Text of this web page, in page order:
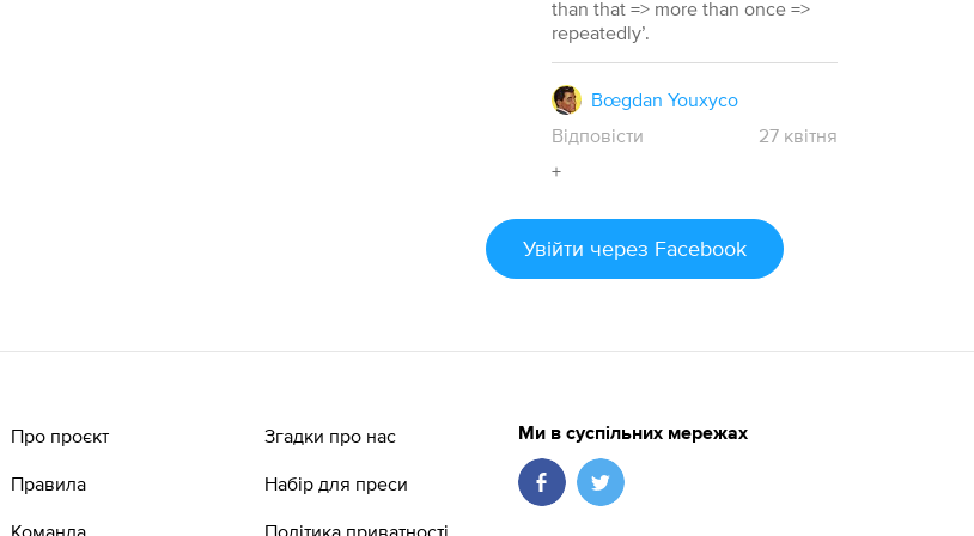
than that => more than once =>
repeatedly’.
Bœgdan Youxyco
Відповісти
27 квітня
+
Увійти через Facebook
Про проєкт
Правила
Команда
Згадки про нас
Набір для преси
Політика приватності
Ми в суспільних мережах